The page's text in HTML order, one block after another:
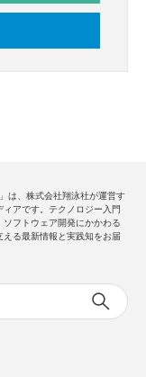
は、株式会社翔泳社が運営す
アです。テクノロジー入門
フトウェア開発にかかわる
る最新情報と実践知をお届